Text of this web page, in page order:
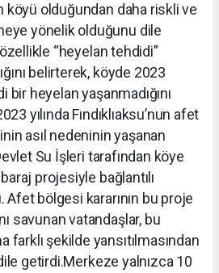
köyü olduğundan daha riskli ve
yönelik olduğunu dile
“heyelan tehdidi”
belirterek, köyde 2023
bir heyelan yaşanmadığını
yılında Fındıklıaksu’nun afet
asıl nedeninin yaşanan
Su İşleri tarafından köye
projesiyle bağlantılı
bölgesi kararının bu proje
savunan vatandaşlar, bu
farklı şekilde yansıtılmasından
getirdi.Merkeze yalnızca 10